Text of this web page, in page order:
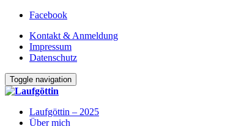
Facebook
Kontakt & Anmeldung
Impressum
Datenschutz
Toggle navigation
Laufgöttin – 2025
Über mich